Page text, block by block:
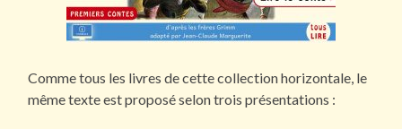
Comme tous les livres de cette collection horizontale, le
même texte est proposé selon trois présentations :